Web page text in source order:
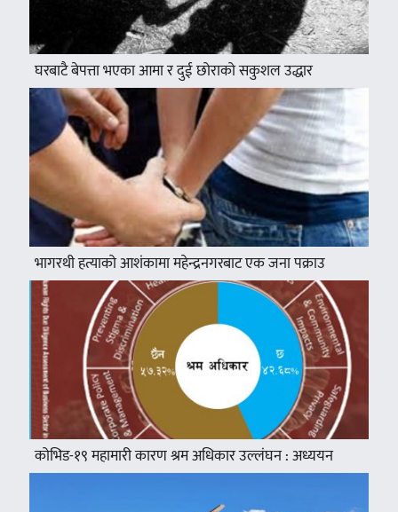
घरबाटै बेपत्ता भएका आमा र दुई छोराको सकुशल उद्धार
भागरथी हत्याको आशंकामा महेन्द्रनगरबाट एक जना पक्राउ
कोभिड-१९ महामारी कारण श्रम अधिकार उल्लंघन : अध्ययन